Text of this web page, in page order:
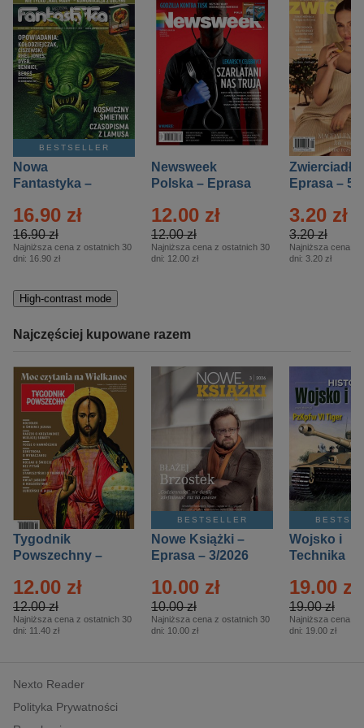
BESTSELLER
Nowa
Fantastyka –
16.90 zł
16.90 zł
Najniższa cena z ostatnich 30
dni: 16.90 zł
Newsweek
Polska – Eprasa
12.00 zł
12.00 zł
Najniższa cena z ostatnich 30
dni: 12.00 zł
Zwierciadło
Eprasa – 5/
3.20 zł
3.20 zł
Najniższa cena z
dni: 3.20 zł
High-contrast mode
Najczęściej kupowane razem
Tygodnik
Powszechny –
12.00 zł
12.00 zł
Najniższa cena z ostatnich 30
dni: 11.40 zł
BESTSELLER
Nowe Książki –
Eprasa – 3/2026
10.00 zł
10.00 zł
Najniższa cena z ostatnich 30
dni: 10.00 zł
Wojsko i
Technika
– 2/2026
19.00 zł
19.00 zł
Najniższa cena z
dni: 19.00 zł
Nexto Reader
Polityka Prywatności